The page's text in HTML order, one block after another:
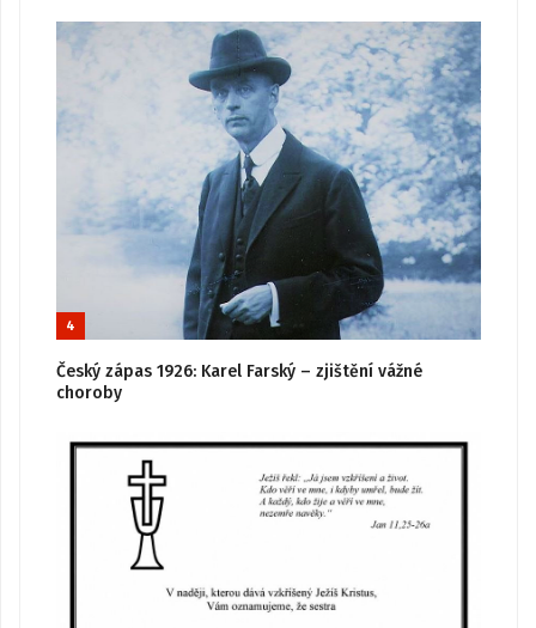
4
Český zápas 1926: Karel Farský – zjištění vážné
choroby